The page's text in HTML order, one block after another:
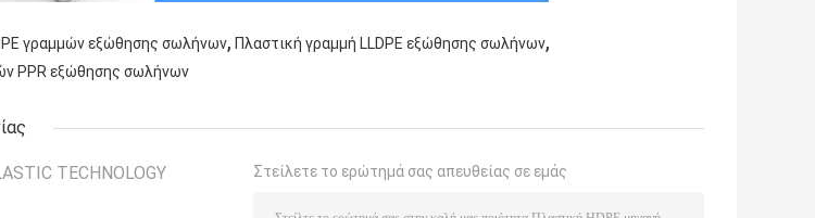
γραμμών εξώθησης σωλήνων, Πλαστική γραμμή LLDPE εξώθησης σωλήνων,
PPR εξώθησης σωλήνων
TECHNOLOGY
Στείλετε το ερώτημά σας απευθείας σε εμάς